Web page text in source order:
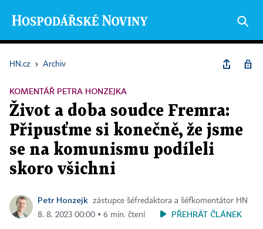
HN.cz › Archiv
KOMENTÁŘ PETRA HONZEJKA
Život a doba soudce Fremra:
Připusťme si konečně, že jsme
se na komunismu podíleli
skoro všichni
Petr Honzejk
zástupce šéfredaktora a šéfkomentátor HN
8. 8. 2023 00:00 ▪ 6 min. čtení
PŘEHRÁT ČLÁNEK